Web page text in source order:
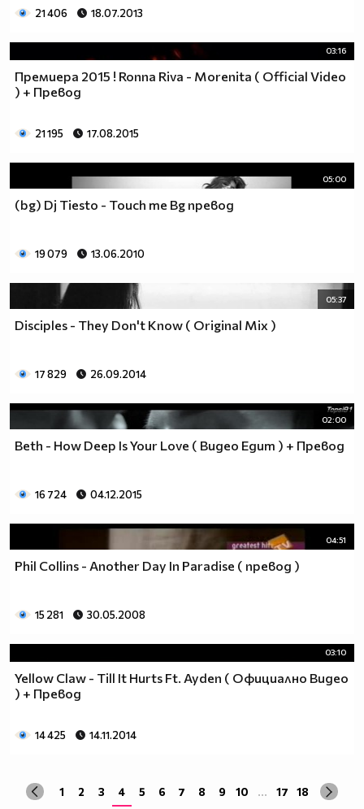
21 406 18.07.2013
03:16
Премиера 2015 ! Ronna Riva - Morenita ( Official Video
) + Превод
21 195 17.08.2015
05:00
(bg) Dj Tiesto - Touch me Bg превод
19 079 13.06.2010
05:37
Disciples - They Don't Know ( Original Mix )
17 829 26.09.2014
02:00
Beth - How Deep Is Your Love ( Видео Едит ) + Превод
16 724 04.12.2015
04:51
Phil Collins - Another Day In Paradise ( превод )
15 281 30.05.2008
03:10
Yellow Claw - Till It Hurts Ft. Ayden ( Официално Видео
) + Превод
14 425 14.11.2014
1 2 3 4 5 6 7 8 9 10 ... 17 18